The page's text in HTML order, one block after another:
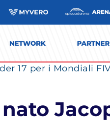
17 per i Mondiali